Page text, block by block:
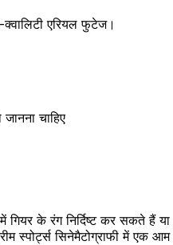
एरियल फुटेज।
चाहिए
के रंग निर्दिष्ट कर सकते हैं
स्पोर्ट्स सिनेमैटोग्राफी में एक